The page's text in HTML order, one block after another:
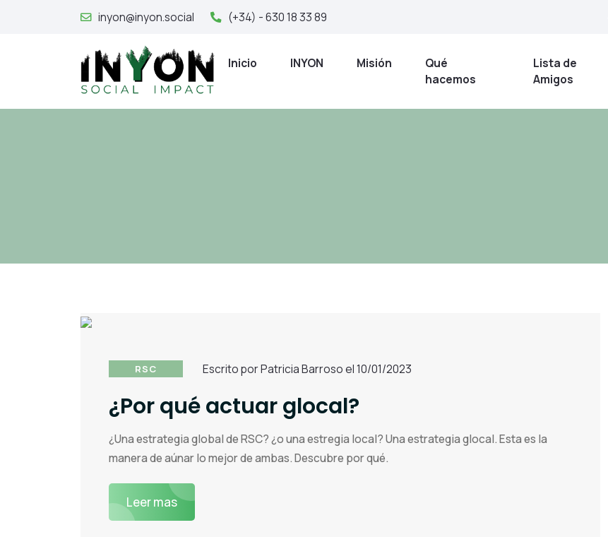
inyon@inyon.social (+34) - 630 18 33 89
Inicio INYON Misión
Qué
hacemos
Lista de
Amigos
RSC Escrito por Patricia Barroso el 10/01/2023
¿Por qué actuar glocal?
¿Una estrategia global de RSC? ¿o una estregia local? Una estrategia glocal. Esta es la
manera de aúnar lo mejor de ambas. Descubre por qué.
Leer mas